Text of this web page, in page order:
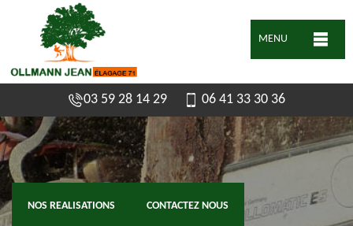
MENU
03 59 28 14 29 06 41 33 30 36
NOS REALISATIONS CONTACTEZ NOUS